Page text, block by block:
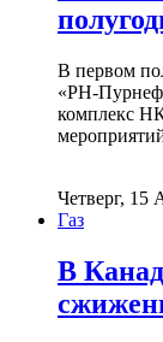
В первом
«РН-
комплекс
Четверг, 15
Газ
В